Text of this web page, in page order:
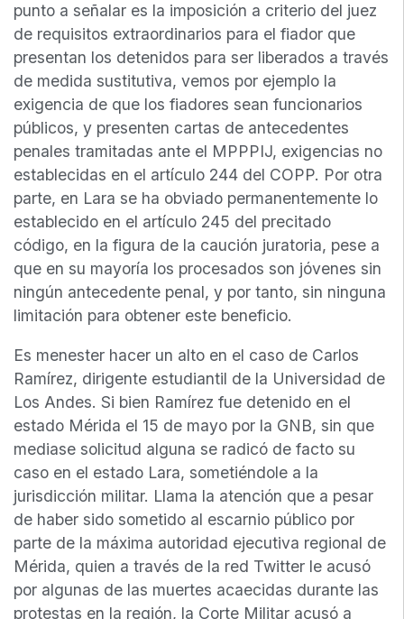
punto a señalar es la imposición a criterio del juez
de requisitos extraordinarios para el fiador que
presentan los detenidos para ser liberados a través
de medida sustitutiva, vemos por ejemplo la
exigencia de que los fiadores sean funcionarios
públicos, y presenten cartas de antecedentes
penales tramitadas ante el MPPPIJ, exigencias no
establecidas en el artículo 244 del COPP. Por otra
parte, en Lara se ha obviado permanentemente lo
establecido en el artículo 245 del precitado
código, en la figura de la caución juratoria, pese a
que en su mayoría los procesados son jóvenes sin
ningún antecedente penal, y por tanto, sin ninguna
limitación para obtener este beneficio.
Es menester hacer un alto en el caso de Carlos
Ramírez, dirigente estudiantil de la Universidad de
Los Andes. Si bien Ramírez fue detenido en el
estado Mérida el 15 de mayo por la GNB, sin que
mediase solicitud alguna se radicó de facto su
caso en el estado Lara, sometiéndole a la
jurisdicción militar. Llama la atención que a pesar
de haber sido sometido al escarnio público por
parte de la máxima autoridad ejecutiva regional de
Mérida, quien a través de la red Twitter le acusó
por algunas de las muertes acaecidas durante las
protestas en la región, la Corte Militar acusó a